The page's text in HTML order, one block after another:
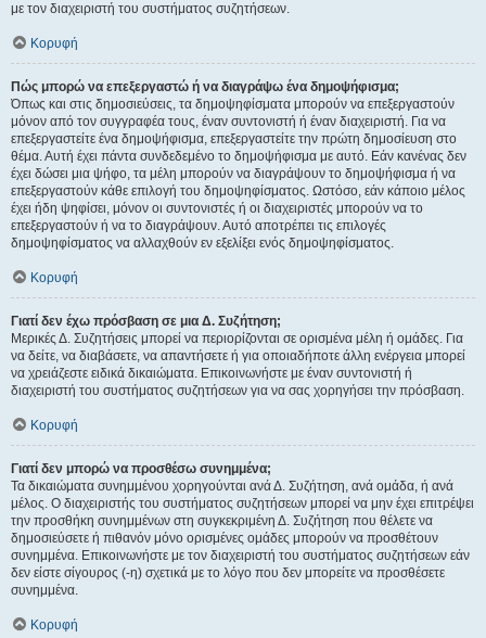
με τον διαχειριστή του συστήματος συζητήσεων.
Κορυφή
Πώς μπορώ να επεξεργαστώ ή να διαγράψω ένα δημοψήφισμα;
Όπως και στις δημοσιεύσεις, τα δημοψηφίσματα μπορούν να επεξεργαστούν
μόνον από τον συγγραφέα τους, έναν συντονιστή ή έναν διαχειριστή. Για να
επεξεργαστείτε ένα δημοψήφισμα, επεξεργαστείτε την πρώτη δημοσίευση στο
θέμα. Αυτή έχει πάντα συνδεδεμένο το δημοψήφισμα με αυτό. Εάν κανένας δεν
έχει δώσει μια ψήφο, τα μέλη μπορούν να διαγράψουν το δημοψήφισμα ή να
επεξεργαστούν κάθε επιλογή του δημοψηφίσματος. Ωστόσο, εάν κάποιο μέλος
έχει ήδη ψηφίσει, μόνον οι συντονιστές ή οι διαχειριστές μπορούν να το
επεξεργαστούν ή να το διαγράψουν. Αυτό αποτρέπει τις επιλογές
δημοψηφίσματος να αλλαχθούν εν εξελίξει ενός δημοψηφίσματος.
Κορυφή
Γιατί δεν έχω πρόσβαση σε μια Δ. Συζήτηση;
Μερικές Δ. Συζητήσεις μπορεί να περιορίζονται σε ορισμένα μέλη ή ομάδες. Για
να δείτε, να διαβάσετε, να απαντήσετε ή για οποιαδήποτε άλλη ενέργεια μπορεί
να χρειάζεστε ειδικά δικαιώματα. Επικοινωνήστε με έναν συντονιστή ή
διαχειριστή του συστήματος συζητήσεων για να σας χορηγήσει την πρόσβαση.
Κορυφή
Γιατί δεν μπορώ να προσθέσω συνημμένα;
Τα δικαιώματα συνημμένου χορηγούνται ανά Δ. Συζήτηση, ανά ομάδα, ή ανά
μέλος. Ο διαχειριστής του συστήματος συζητήσεων μπορεί να μην έχει επιτρέψει
την προσθήκη συνημμένων στη συγκεκριμένη Δ. Συζήτηση που θέλετε να
δημοσιεύσετε ή πιθανόν μόνο ορισμένες ομάδες μπορούν να προσθέτουν
συνημμένα. Επικοινωνήστε με τον διαχειριστή του συστήματος συζητήσεων εάν
δεν είστε σίγουρος (-η) σχετικά με το λόγο που δεν μπορείτε να προσθέσετε
συνημμένα.
Κορυφή